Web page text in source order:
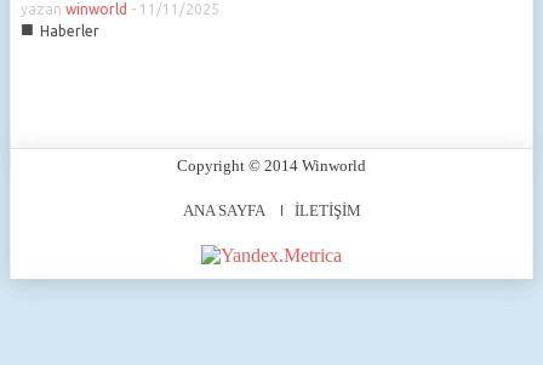
yazan winworld - 11/11/2025
■ Haberler
Copyright © 2014 Winworld
ANA SAYFA İLETİŞİM